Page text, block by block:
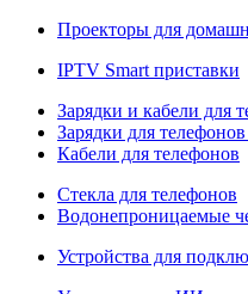
Проекторы для
IPTV Smart приставки
Зарядки и кабели для
Зарядки для
Кабели для телефонов
Стекла для телефонов
Водонепроницаемые
Устройства для